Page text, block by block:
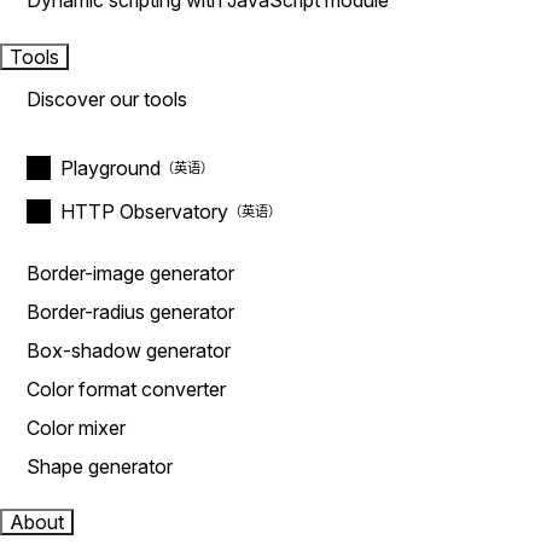
Tools
Discover our tools
Playground
HTTP Observatory
Border-image generator
Border-radius generator
Box-shadow generator
Color format converter
Color mixer
Shape generator
About